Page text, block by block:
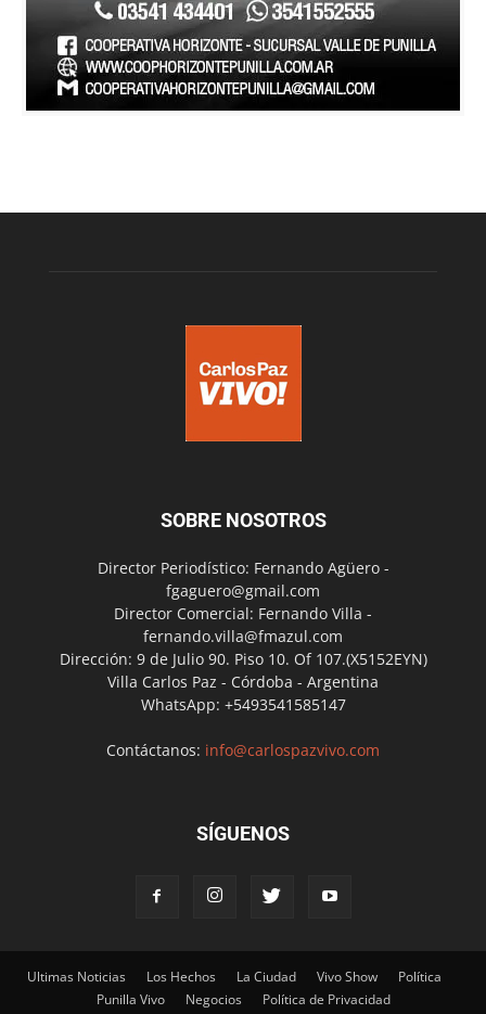
SOBRE NOSOTROS
Director Periodístico: Fernando Agüero -
fgaguero@gmail.com
Director Comercial: Fernando Villa -
fernando.villa@fmazul.com
Dirección: 9 de Julio 90. Piso 10. Of 107.(X5152EYN)
Villa Carlos Paz - Córdoba - Argentina
WhatsApp: +5493541585147
Contáctanos: info@carlospazvivo.com
SÍGUENOS
Ultimas Noticias Los Hechos La Ciudad Vivo Show
Política
Punilla Vivo
Negocios Política de Privacidad